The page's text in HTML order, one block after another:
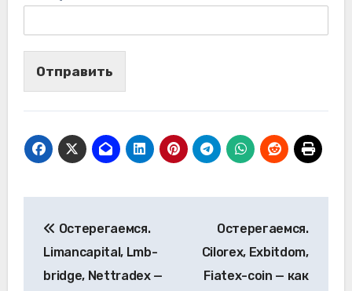
Отправить
по
записям
Остерегаемся.
Limancapital, Lmb-
bridge, Nettradex —
Остерегаемся.
Cilorex, Exbitdom,
Fiatex-coin — как